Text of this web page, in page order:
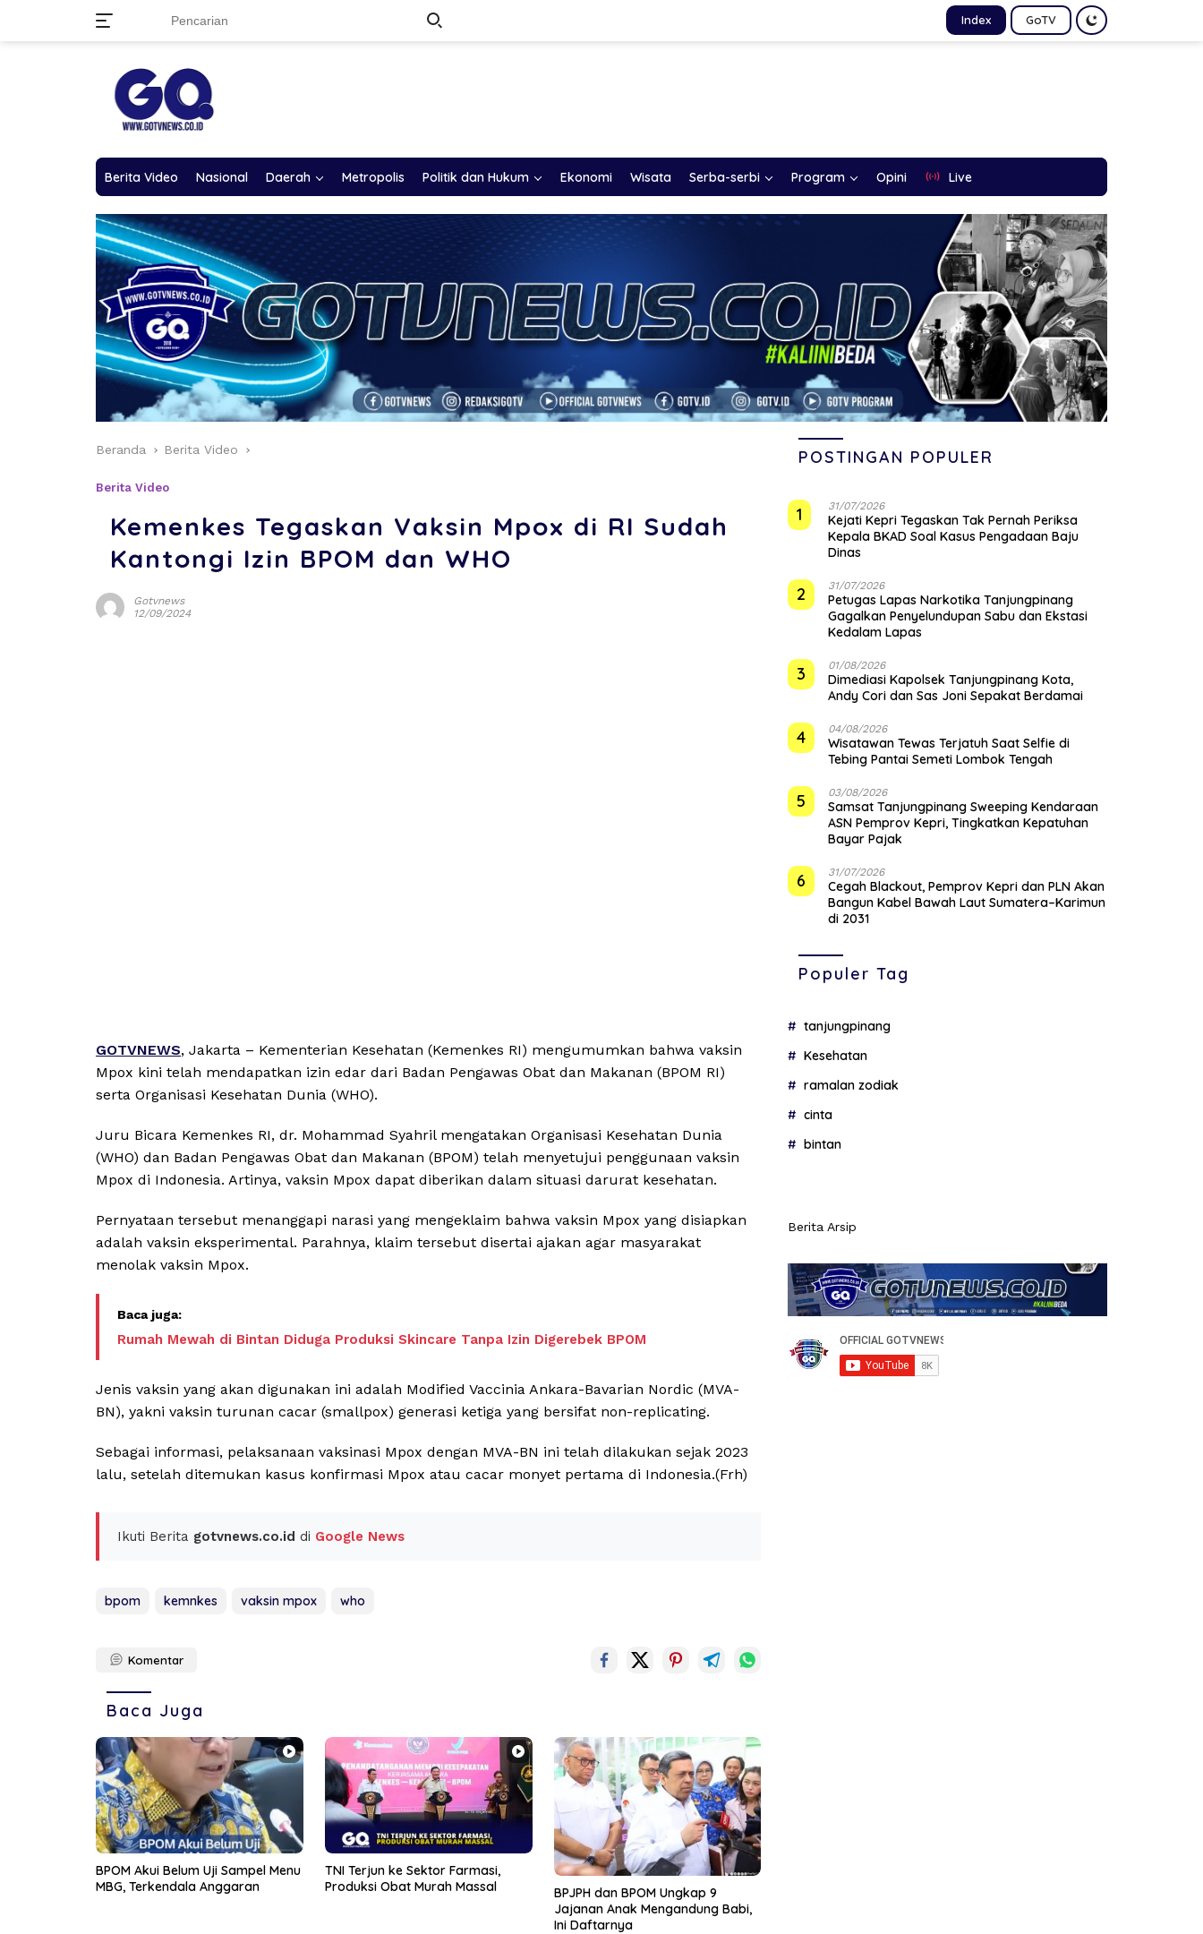
Index GoTV
Berita Video Nasional Daerah Metropolis Politik dan Hukum Ekonomi Wisata Serba-serbi Program Opini Live
Beranda Berita Video
Berita Video
Kemenkes Tegaskan Vaksin Mpox di RI Sudah
Kantongi Izin BPOM dan WHO
Gotvnews
12/09/2024
GOTVNEWS, Jakarta – Kementerian Kesehatan (Kemenkes RI) mengumumkan bahwa vaksin
Mpox kini telah mendapatkan izin edar dari Badan Pengawas Obat dan Makanan (BPOM RI)
serta Organisasi Kesehatan Dunia (WHO).
Juru Bicara Kemenkes RI, dr. Mohammad Syahril mengatakan Organisasi Kesehatan Dunia
(WHO) dan Badan Pengawas Obat dan Makanan (BPOM) telah menyetujui penggunaan vaksin
Mpox di Indonesia. Artinya, vaksin Mpox dapat diberikan dalam situasi darurat kesehatan.
Pernyataan tersebut menanggapi narasi yang mengeklaim bahwa vaksin Mpox yang disiapkan
adalah vaksin eksperimental. Parahnya, klaim tersebut disertai ajakan agar masyarakat
menolak vaksin Mpox.
Rumah Mewah di Bintan Diduga Produksi Skincare Tanpa Izin Digerebek BPOM
Jenis vaksin yang akan digunakan ini adalah Modified Vaccinia Ankara-Bavarian Nordic (MVA-
BN), yakni vaksin turunan cacar (smallpox) generasi ketiga yang bersifat non-replicating.
Sebagai informasi, pelaksanaan vaksinasi Mpox dengan MVA-BN ini telah dilakukan sejak 2023
lalu, setelah ditemukan kasus konfirmasi Mpox atau cacar monyet pertama di Indonesia.(Frh)
Ikuti Berita gotvnews.co.id di Google News
bpom kemnkes vaksin mpox who
Komentar
Baca Juga
BPOM Akui Belum Uji Sampel Menu
MBG, Terkendala Anggaran
TNI Terjun ke Sektor Farmasi,
Produksi Obat Murah Massal
BPJPH dan BPOM Ungkap 9
Jajanan Anak Mengandung Babi,
Ini Daftarnya
POSTINGAN POPULER
1 31/07/2026
Kejati Kepri Tegaskan Tak Pernah Periksa
Kepala BKAD Soal Kasus Pengadaan Baju
Dinas
2 31/07/2026
Petugas Lapas Narkotika Tanjungpinang
Gagalkan Penyelundupan Sabu dan Ekstasi
Kedalam Lapas
3 01/08/2026
Dimediasi Kapolsek Tanjungpinang Kota,
Andy Cori dan Sas Joni Sepakat Berdamai
4 04/08/2026
Wisatawan Tewas Terjatuh Saat Selfie di
Tebing Pantai Semeti Lombok Tengah
5 03/08/2026
Samsat Tanjungpinang Sweeping Kendaraan
ASN Pemprov Kepri, Tingkatkan Kepatuhan
Bayar Pajak
6 31/07/2026
Cegah Blackout, Pemprov Kepri dan PLN Akan
Bangun Kabel Bawah Laut Sumatera–Karimun
di 2031
Populer Tag
tanjungpinang
Kesehatan
ramalan zodiak
cinta
bintan
Berita Arsip